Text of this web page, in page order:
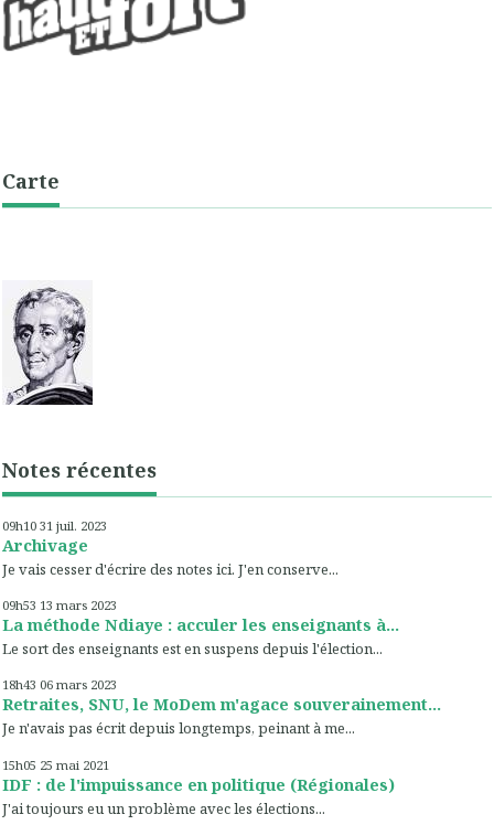
Carte
Notes récentes
09h10 31 juil. 2023
Archivage
Je vais cesser d'écrire des notes ici. J'en conserve...
09h53 13 mars 2023
La méthode Ndiaye : acculer les enseignants à...
Le sort des enseignants est en suspens depuis l'élection...
18h43 06 mars 2023
Retraites, SNU, le MoDem m'agace souverainement...
Je n'avais pas écrit depuis longtemps, peinant à me...
15h05 25 mai 2021
IDF : de l'impuissance en politique (Régionales)
J'ai toujours eu un problème avec les élections...